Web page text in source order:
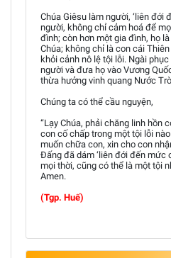
Chúa Giêsu làm người, ‘liên đới
người, không chỉ cảm hoá để
đình; còn hơn một gia đình, họ
Chúa; không chỉ là con cái
khỏi cảnh nô lệ tội lỗi. Ngài
người và đưa họ vào Vương
thừa hưởng vinh quang Nước
Chúng ta có thể cầu nguyện,
“Lạy Chúa, phải chăng linh hồn
con cố chấp trong một tội lỗi
muốn chữa con, xin cho con
Đấng đã dám ‘liên đới đến mức
mọi thời, cũng có thể là một tội
Amen.
(Tgp. Huế)